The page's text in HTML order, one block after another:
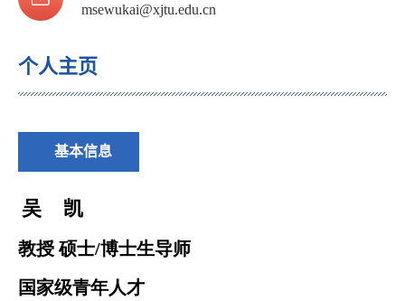
msewukai@xjtu.edu.cn
个人主页
基本信息